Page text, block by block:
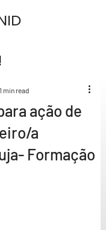
ação de
a
Formação
1 min read